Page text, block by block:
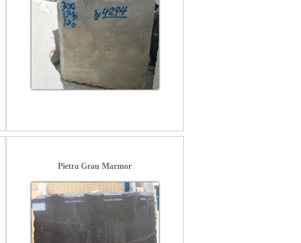
Pietra Grau Marmor